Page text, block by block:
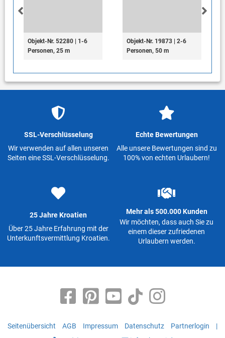
Objekt-Nr. 52280 | 1-6
Personen, 25 m
Objekt-Nr. 19873 | 2-6
Personen, 50 m
SSL-Verschlüsselung
Wir verwenden auf allen unseren
Seiten eine SSL-Verschlüsselung.
Echte Bewertungen
Alle unsere Bewertungen sind zu
100% von echten Urlaubern!
25 Jahre Kroatien
Über 25 Jahre Erfahrung mit der
Unterkunftsvermittlung Kroatien.
Mehr als 500.000 Kunden
Wir möchten, dass auch Sie zu
einem dieser zufriedenen
Urlaubern werden.
Seitenübersicht AGB Impressum Datenschutz Partnerlogin
|